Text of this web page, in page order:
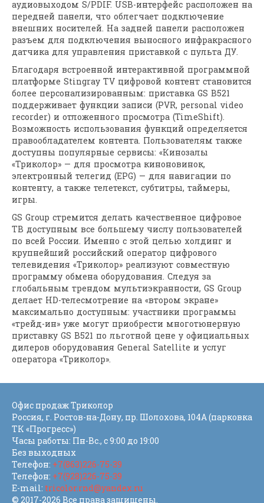
аудиовыходом S/PDIF. USB-интерфейс расположен на
передней панели, что облегчает подключение
внешних носителей. На задней панели расположен
разъем для подключения выносного инфракрасного
датчика для управления приставкой с пульта ДУ.
Благодаря встроенной интерактивной программной
платформе Stingray TV цифровой контент становится
более персонализированным: приставка GS B521
поддерживает функции записи (PVR, personal video
recorder) и отложенного просмотра (TimeShift).
Возможность использования функций определяется
правообладателем контента. Пользователям также
доступны популярные сервисы: «Кинозалы
«Триколор» — для просмотра киноновинок,
электронный телегид (EPG) — для навигации по
контенту, а также телетекст, субтитры, таймеры,
игры.
GS Group стремится делать качественное цифровое
ТВ доступным все большему числу пользователей
по всей России. Именно с этой целью холдинг и
крупнейший российский оператор цифрового
телевидения «Триколор» реализуют совместную
программу обмена оборудования. Следуя за
глобальным трендом мультиэкранности, GS Group
делает HD-телесмотрение на «втором экране»
максимально доступным: участники программы
«трейд-ин» уже могут приобрести многотюнерную
приставку GS B521 по льготной цене у официальных
дилеров оборудования General Satellite и услуг
оператора «Триколор».
Офис продаж Триколор
Россия, г. Ростов-на-Дону, пр. Шолохова, 104А (парковка
ТК «Прогресс»)
Часы работы: Пн-Вс., с 9:00 до 19:00
Без выходных
Телефон: +7(863)226-75-39
Телефон: +7(928)226-75-39
E-mail: tricolor.rnd@yandex.ru
© 2017-2026 Все права защищены.